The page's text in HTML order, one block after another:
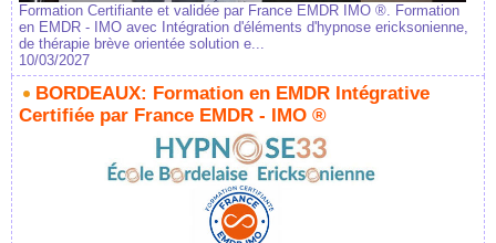
Formation Certifiante et validée par France EMDR IMO ®. Formation
en EMDR - IMO avec Intégration d'éléments d'hypnose ericksonienne,
de thérapie brève orientée solution e...
10/03/2027
BORDEAUX: Formation en EMDR Intégrative
Certifiée par France EMDR - IMO ®